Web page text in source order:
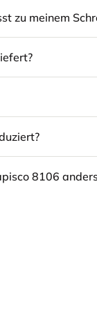
zu meinem
8106